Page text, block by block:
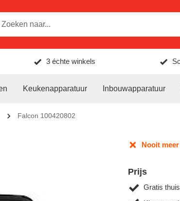
3 échte winkels
Keukenapparatuur Inbouwapparatuur
Falcon 100420802
Nooit
Prijs
Gratis